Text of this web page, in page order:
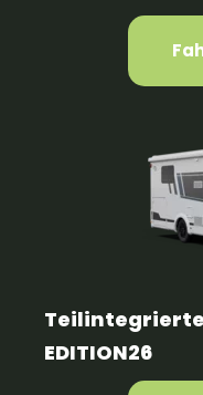
EDITION26